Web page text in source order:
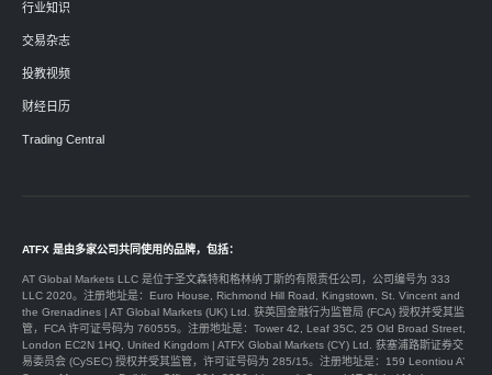
行业知识
交易杂志
投教视频
财经日历
Trading Central
ATFX 是由多家公司共同使用的品牌，包括：
AT Global Markets LLC 是位于圣文森特和格林纳丁斯的有限责任公司，公司编号为 333
LLC 2020。注册地址是：Euro House, Richmond Hill Road, Kingstown, St. Vincent and
the Grenadines | AT Global Markets (UK) Ltd. 获英国金融行为监管局 (FCA) 授权并受其监
管，FCA 许可证号码为 760555。注册地址是：Tower 42, Leaf 35C, 25 Old Broad Street,
London EC2N 1HQ, United Kingdom | ATFX Global Markets (CY) Ltd. 获塞浦路斯证券交
易委员会 (CySEC) 授权并受其监管，许可证号码为 285/15。注册地址是：159 Leontiou A’